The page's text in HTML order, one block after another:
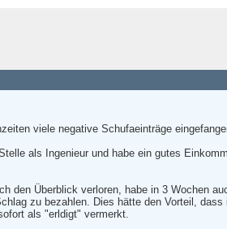
viele negative Schufaeinträge
als Ingenieur und habe ein gutes
den Überblick verloren, habe in 3 Wochen
zu bezahlen. Dies hätte den Vorteil,
als "erldigt" vermerkt.